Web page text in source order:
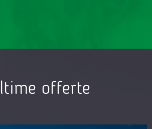
offerte